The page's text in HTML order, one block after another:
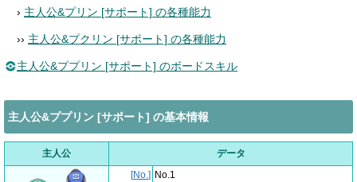
› 主人公&プリン [サポート] の各種能力
›› 主人公&プクリン [サポート] の各種能力
主人公&ププリン [サポート] のボードスキル
主人公&ププリン [サポート] の基本情報
主人公
データ
[No.] No.1